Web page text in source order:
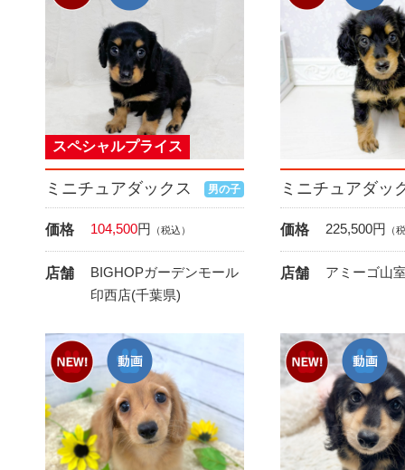
ミニチュアダックス 男の子
スペシャルプライス
価格 104,500円 （税込）
店舗
BIGHOPガーデンモール
印西店(千葉県)
ミニチュアダッ
価格 225,500円 （
店舗 アミーゴ山